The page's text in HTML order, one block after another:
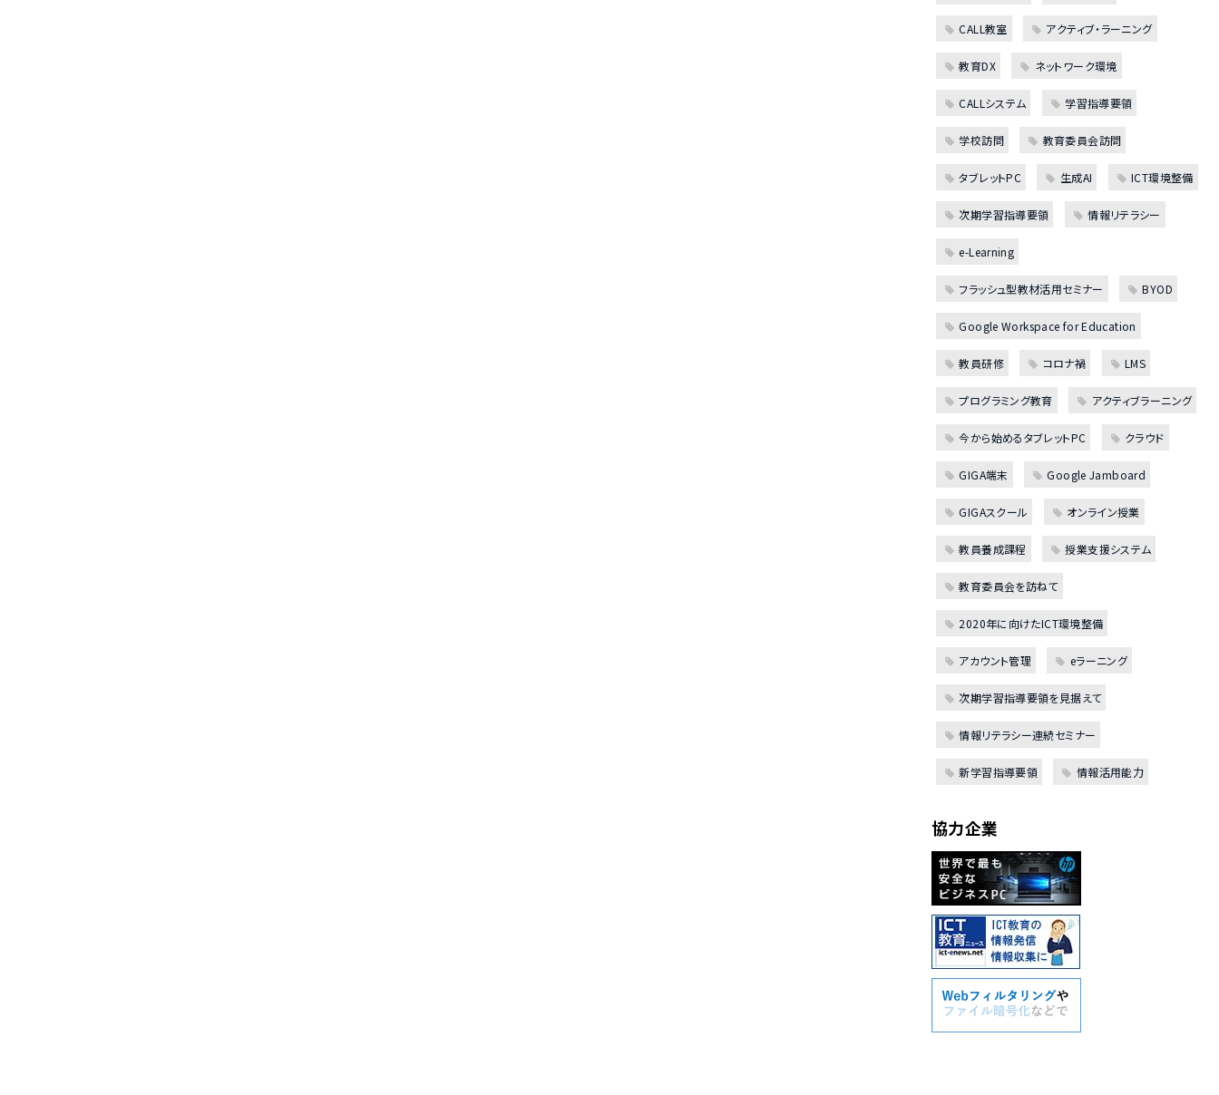
CALL教室 アクティブ・ラーニング
教育DX ネットワーク環境
CALLシステム 学習指導要領
学校訪問 教育委員会訪問
タブレットPC 生成AI ICT環境整備
次期学習指導要領 情報リテラシー
e-Learning
フラッシュ型教材活用セミナー BYOD
Google Workspace for Education
教員研修 コロナ禍 LMS
プログラミング教育 アクティブラーニング
今から始めるタブレットPC クラウド
GIGA端末 Google Jamboard
GIGAスクール オンライン授業
教員養成課程 授業支援システム
教育委員会を訪ねて
2020年に向けたICT環境整備
アカウント管理 eラーニング
次期学習指導要領を見据えて
情報リテラシー連続セミナー
新学習指導要領 情報活用能力
協力企業